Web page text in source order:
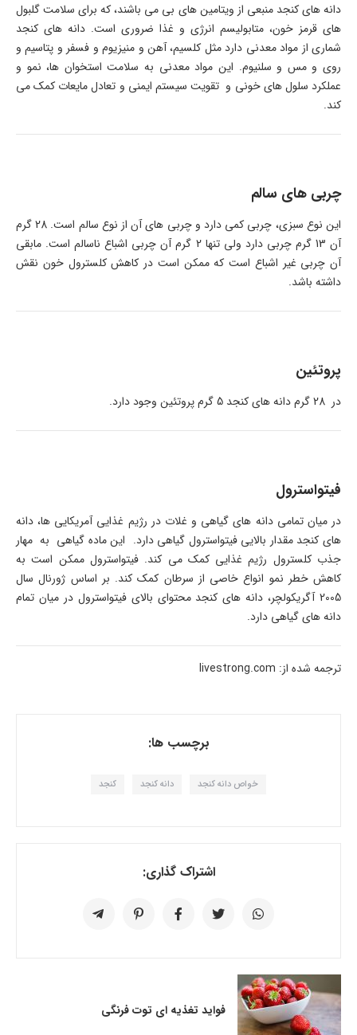
دانه های کنجد منبعی از ویتامین های بی می باشند، که برای سلامت گلبول
های قرمز خون، متابولیسم انرژی و غذا ضروری است. دانه های کنجد
شماری از مواد معدنی دارد مثل کلسیم، آهن و منیزیوم و فسفر و پتاسیم و
روی و مس و سلنیوم. این مواد معدنی به سلامت استخوان ها، نمو و
عملکرد سلول های خونی و تقویت سیستم ایمنی و تعادل مایعات کمک می
کند.
چربی های سالم
این نوع سبزی، چربی کمی دارد و چربی های آن از نوع سالم است. 28 گرم
آن 13 گرم چربی دارد ولی تنها 2 گرم آن چربی اشباع ناسالم است. مابقی
آن چربی غیر اشباع است که ممکن است در کاهش کلسترول خون نقش
داشته باشد.
پروتئین
در 28 گرم دانه های کنجد 5 گرم پروتئین وجود دارد.
فیتواسترول
در میان تمامی دانه های گیاهی و غلات در رژیم غذایی آمریکایی ها، دانه
های کنجد مقدار بالایی فیتواسترول گیاهی دارد. این ماده گیاهی به مهار
جذب کلسترول رژیم غذایی کمک می کند. فیتواسترول ممکن است به
کاهش خطر نمو انواع خاصی از سرطان کمک کند. بر اساس ژورنال سال
2005 آگریکولچر، دانه های کنجد محتوای بالای فیتواسترول در میان تمام
دانه های گیاهی دارد.
ترجمه شده از: livestrong.com
برچسب ها:
خواص دانه کنجد دانه کنجد کنجد
اشتراک گذاری:
فواید تغذیه ای توت فرنگی